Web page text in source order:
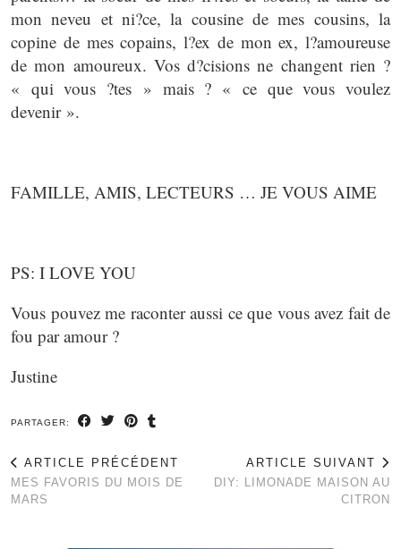
mon neveu et ni?ce, la cousine de mes cousins, la
copine de mes copains, l?ex de mon ex, l?amoureuse
de mon amoureux. Vos d?cisions ne changent rien ?
« qui vous ?tes » mais ? « ce que vous voulez
devenir ».
FAMILLE, AMIS, LECTEURS … JE VOUS AIME
PS: I LOVE YOU
Vous pouvez me raconter aussi ce que vous avez fait de
fou par amour ?
Justine
PARTAGER:
ARTICLE PRÉCÉDENT
MES FAVORIS DU MOIS DE
MARS
ARTICLE SUIVANT
DIY: LIMONADE MAISON AU
CITRON